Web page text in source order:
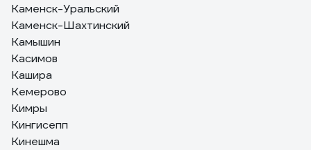
Каменск-Уральский
Каменск-Шахтинский
Камышин
Касимов
Кашира
Кемерово
Кимры
Кингисепп
Кинешма